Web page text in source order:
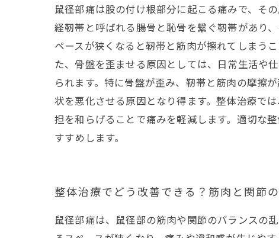
鼠径部痛は股の付け根部分に起こる痛みで、そ
経靭帯と呼ばれる腸骨と恥骨を繋ぐ靭帯があり
ペースが狭くなると靭帯と筋肉が擦れてしまう
た、骨盤を歪ませる原因としては、日常生活や
られます。特に骨盤が歪み、靭帯と筋肉の摩擦
状を悪化させる原因となり得ます。整体治療で
担を和らげることで痛みを軽減します。適切な
すすめします。
整体治療でどう改善できる？筋肉と関節
鼠径部痛は、鼠径部の筋肉や関節のバランスの